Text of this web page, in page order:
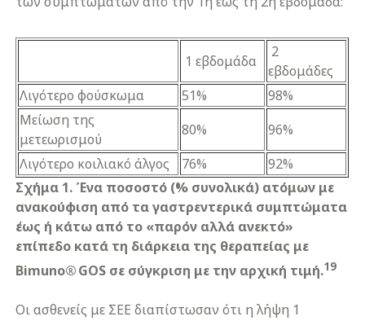
1 εβδομάδα
2
εβδομάδες
Λιγότερο φούσκωμα
51%
98%
Μείωση της
μετεωρισμού
80%
96%
Λιγότερο κοιλιακό άλγος
76%
92%
Σχήμα 1. Ένα ποσοστό (% συνολικά) ατόμων με
ανακούφιση από τα γαστρεντερικά συμπτώματα
έως ή κάτω από το «παρόν αλλά ανεκτό»
επίπεδο κατά τη διάρκεια της θεραπείας με
Bimuno® GOS σε σύγκριση με την αρχική τιμή.19
Οι ασθενείς με ΣΕΕ διαπίστωσαν ότι η λήψη 1